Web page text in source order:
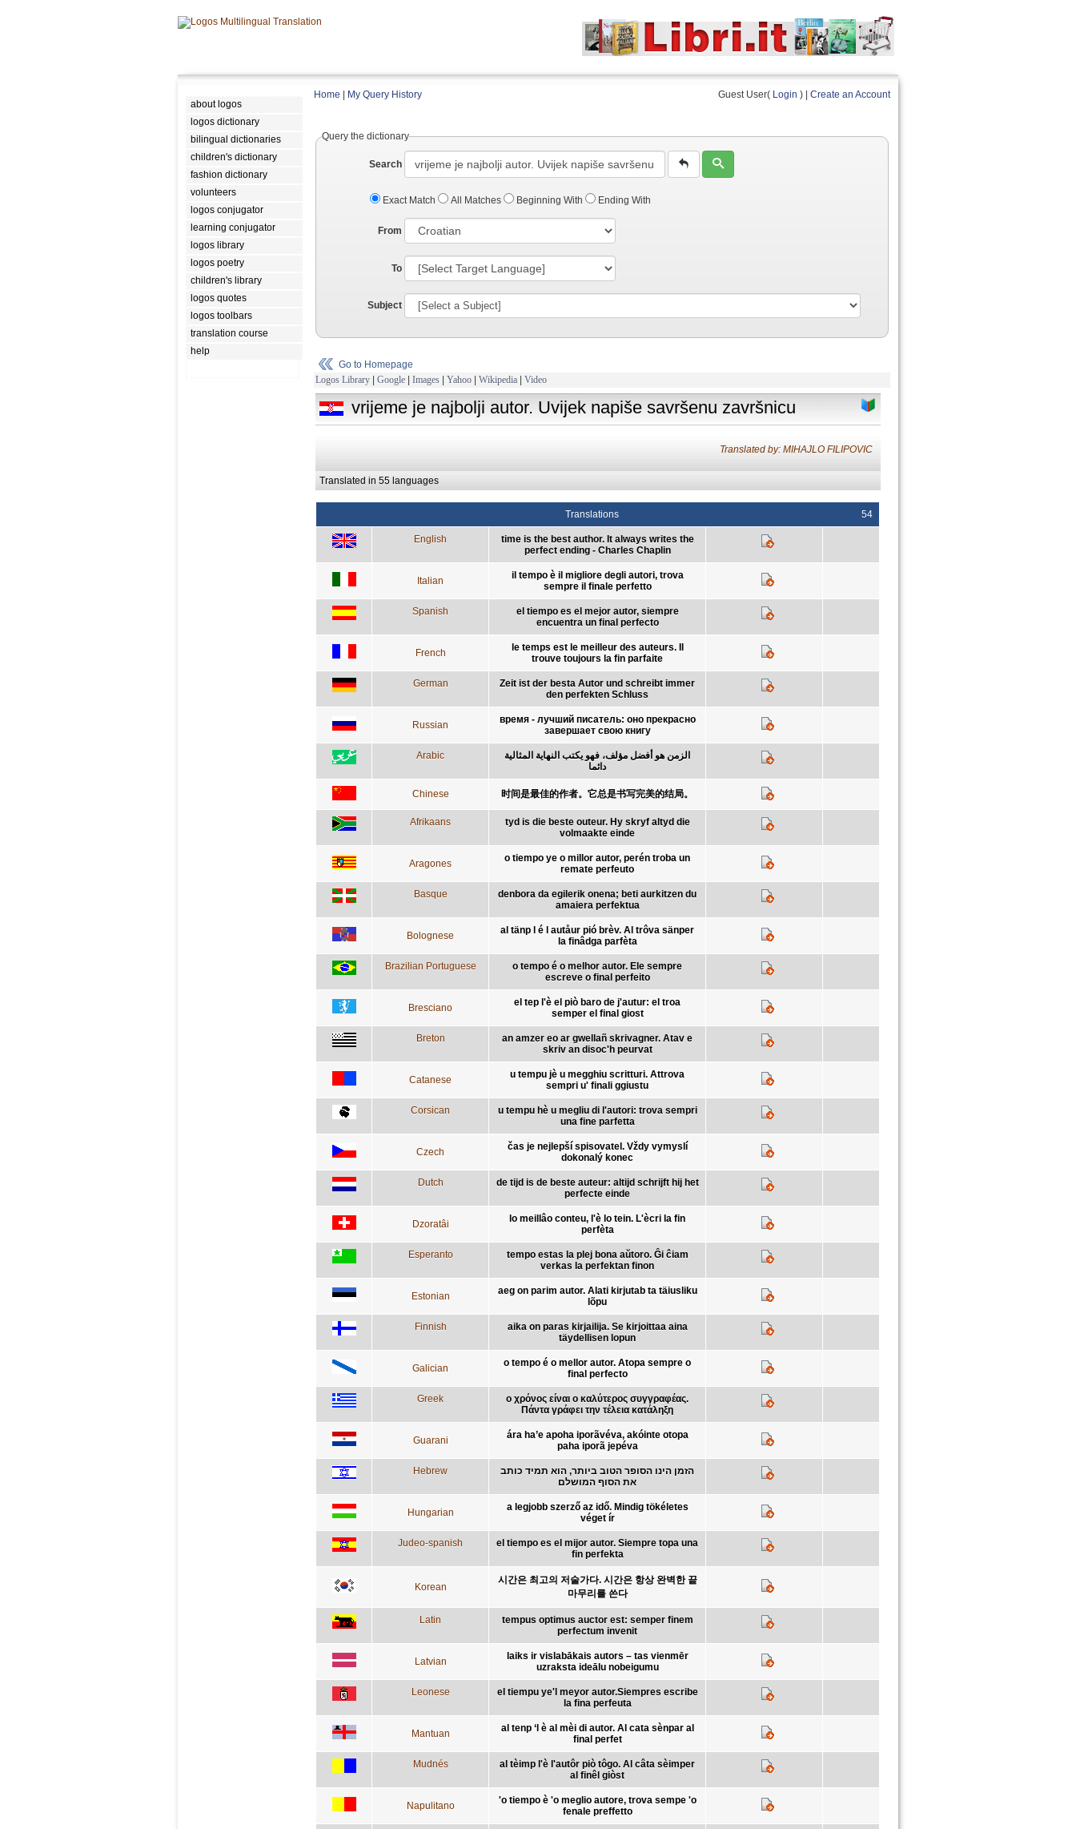
about logos
logos dictionary
bilingual dictionaries
children's dictionary
fashion dictionary
volunteers
logos conjugator
learning conjugator
logos library
logos poetry
children's library
logos quotes
logos toolbars
translation course
help
Home My Query History Guest User( Login ) | Create an Account
Query the dictionary
Search
Exact Match All Matches Beginning With Ending With
From
To
Subject
Go to Homepage
Logos Library | Google | Images | Yahoo | Wikipedia | Video
vrijeme je najbolji autor. Uvijek napiše savršenu završnicu
Translated by: MIHAJLO FILIPOVIC
Translated in 55 languages
Translations 54
English
time is the best author. It always writes the
perfect ending - Charles Chaplin
Italian
il tempo è il migliore degli autori, trova
sempre il finale perfetto
Spanish
el tiempo es el mejor autor, siempre
encuentra un final perfecto
French
le temps est le meilleur des auteurs. Il
trouve toujours la fin parfaite
German
Zeit ist der besta Autor und schreibt immer
den perfekten Schluss
Russian
время - лучший писатель: оно прекрасно
завершает свою книгу
Arabic
الزمن هو أفضل مؤلف، فهو يكتب النهاية المثالية
دائما
Chinese 时间是最佳的作者。它总是书写完美的结局。
Afrikaans
tyd is die beste outeur. Hy skryf altyd die
volmaakte einde
Aragones
o tiempo ye o millor autor, perén troba un
remate perfeuto
Basque
denbora da egilerik onena; beti aurkitzen du
amaiera perfektua
Bolognese
al tänp l é l autåur pió brèv. Al trôva sänper
la finâdga parfèta
Brazilian Portuguese
o tempo é o melhor autor. Ele sempre
escreve o final perfeito
Bresciano
el tep l'è el piò baro de j'autur: el troa
semper el final giost
Breton
an amzer eo ar gwellañ skrivagner. Atav e
skriv an disoc'h peurvat
Catanese
u tempu jè u megghiu scritturi. Attrova
sempri u' finali ggiustu
Corsican
u tempu hè u megliu di l'autori: trova sempri
una fine parfetta
Czech
čas je nejlepší spisovatel. Vždy vymyslí
dokonalý konec
Dutch
de tijd is de beste auteur: altijd schrijft hij het
perfecte einde
Dzoratâi
lo meillâo conteu, l'è lo tein. L'ècri la fin
perfèta
Esperanto
tempo estas la plej bona aŭtoro. Ĝi ĉiam
verkas la perfektan finon
Estonian
aeg on parim autor. Alati kirjutab ta täiusliku
lõpu
Finnish
aika on paras kirjailija. Se kirjoittaa aina
täydellisen lopun
Galician
o tempo é o mellor autor. Atopa sempre o
final perfecto
Greek
ο χρόνος είναι ο καλύτερος συγγραφέας.
Πάντα γράφει την τέλεια κατάληξη
Guarani
ára ha’e apoha iporãvéva, akóinte otopa
paha iporã jepéva
Hebrew
הזמן הינו הסופר הטוב ביותר, הוא תמיד כותב
את הסוף המושלם
Hungarian
a legjobb szerző az idő. Mindig tökéletes
véget ír
Judeo-spanish
el tiempo es el mijor autor. Siempre topa una
fin perfekta
Korean
시간은 최고의 저술가다. 시간은 항상 완벽한 끝
마무리를 쓴다
Latin
tempus optimus auctor est: semper finem
perfectum invenit
Latvian
laiks ir vislabākais autors – tas vienmēr
uzraksta ideālu nobeigumu
Leonese
el tiempu ye'l meyor autor.Siempres escribe
la fina perfeuta
Mantuan
al tenp ‘l è al mèi di autor. Al cata sènpar al
final perfet
Mudnés
al tèimp l'è l'autôr piò tôgo. Al câta sèimper
al finêl giòst
Napulitano
'o tiempo è 'o meglio autore, trova sempe 'o
fenale preffetto